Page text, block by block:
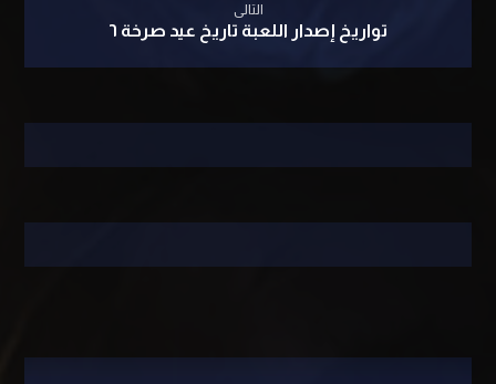
التالى
تواريخ إصدار اللعبة تاريخ عيد صرخة ٦